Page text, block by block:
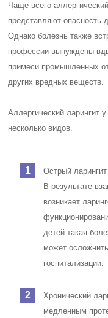
Чаще всего
представляют опасность
Однако болезнь также
профессии вынуждены
примеси промышленных
других вредных веществ.
Аллергический ларингит
несколько видов.
Острый
В результате
возникает
детей такая
может
госпитализации.
Хронический
медленным